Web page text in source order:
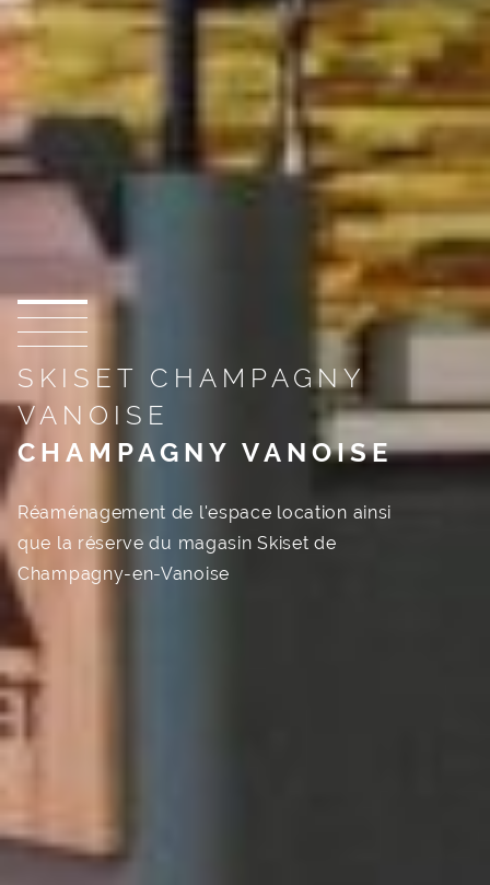
SKISET CHAMPAGNY
VANOISE
CHAMPAGNY VANOISE
Réaménagement de l'espace location ainsi
que la réserve du magasin Skiset de
Champagny-en-Vanoise